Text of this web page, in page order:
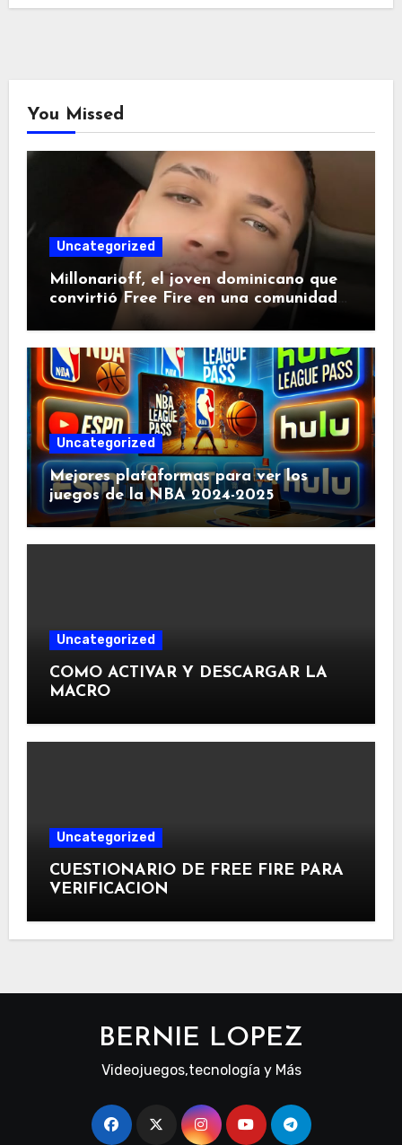
You Missed
Uncategorized
Millonarioff, el joven dominicano que
convirtió Free Fire en una comunidad
de millones en redes sociales
Uncategorized
Mejores plataformas para ver los
juegos de la NBA 2024-2025
Uncategorized
COMO ACTIVAR Y DESCARGAR LA
MACRO
Uncategorized
CUESTIONARIO DE FREE FIRE PARA
VERIFICACION
BERNIE LOPEZ
Videojuegos,tecnología y Más